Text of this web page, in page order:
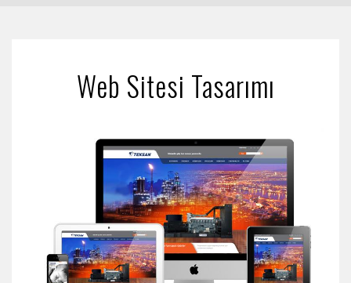
Web Sitesi Tasarımı